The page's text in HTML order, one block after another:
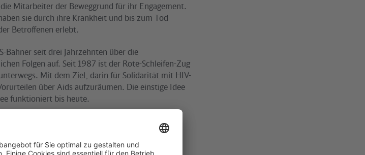
Mitarbeiter der Beweggrund für ihr Engagement.
sie durch ihre Krankheit und bis zum Tod
Betroffenen erlebt.
Bahner seit drei Jahrzehnten über die
Folgen auf. Seit 1987 ist der Rote-Schleifen-Zug
Mit dem Ziel, darin für Solidarität mit HIV-
über Aids aufzuräumen. Die einstige Idee
funktioniert bis heute.
Platz
Auftakt für die Jubiläums-Tour des Rote-